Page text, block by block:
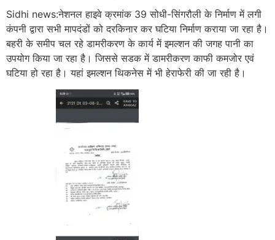
Sidhi news:नेशनल हाइवे क्रमांक 39 सोधी-सिंगरौली के निर्माण में लगी
कंपनी द्वारा सभी मापदंडों को दरकिनार कर घटिया निर्माण कराया जा रहा है।
बहरी के समीप चल रहे डामरीकरण के कार्य में इमल्शन की जगह पानी का
उपयोग किया जा रहा है। जिससे सडक में डामरीकरण काफी कमजोर एवं
घटिया हो रहा है। यहां इमल्शन थिकनेस में भी हेराफेरी की जा रही है।